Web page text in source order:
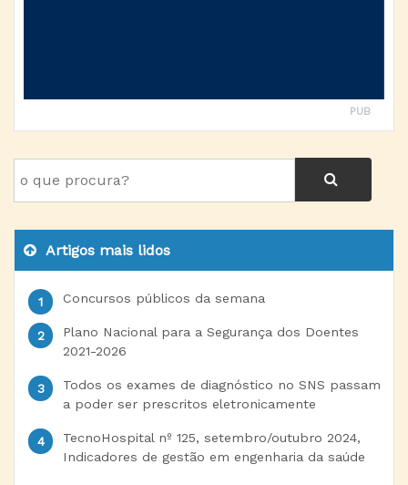
PUB
Artigos mais lidos
Concursos públicos da semana
Plano Nacional para a Segurança dos Doentes
2021-2026
Todos os exames de diagnóstico no SNS passam
a poder ser prescritos eletronicamente
TecnoHospital nº 125, setembro/outubro 2024,
Indicadores de gestão em engenharia da saúde